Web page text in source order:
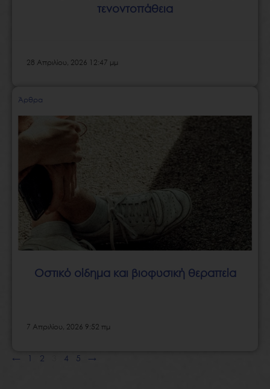
τενοντοπάθεια
28 Απριλίου, 2026 12:47 μμ
Άρθρα
Οστικό οίδημα και βιοφυσική θεραπεία
7 Απριλίου, 2026 9:52 πμ
← 1 2 4 5 →